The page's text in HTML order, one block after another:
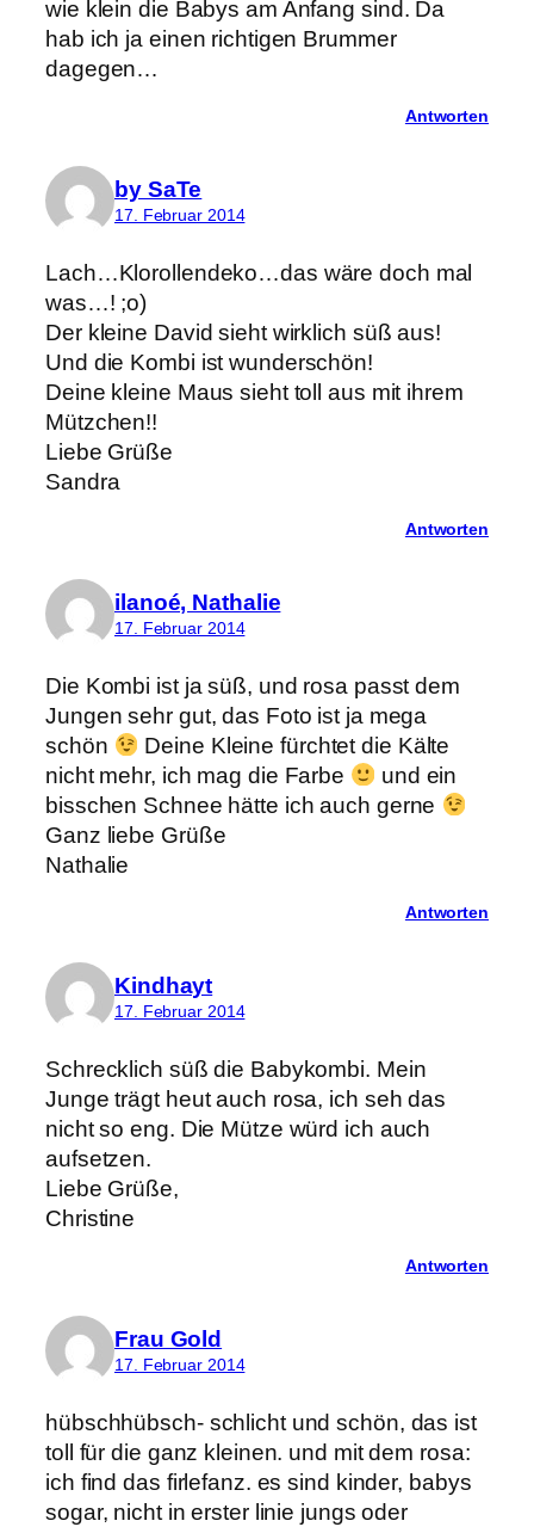
wie klein die Babys am Anfang sind. Da
hab ich ja einen richtigen Brummer
dagegen…
Antworten
by SaTe
17. Februar 2014
Lach…Klorollendeko…das wäre doch mal
was…! ;o)
Der kleine David sieht wirklich süß aus!
Und die Kombi ist wunderschön!
Deine kleine Maus sieht toll aus mit ihrem
Mützchen!!
Liebe Grüße
Sandra
Antworten
ilanoé, Nathalie
17. Februar 2014
Die Kombi ist ja süß, und rosa passt dem
Jungen sehr gut, das Foto ist ja mega
schön
Deine Kleine fürchtet die Kälte
nicht mehr, ich mag die Farbe
und ein
bisschen Schnee hätte ich auch gerne
Ganz liebe Grüße
Nathalie
Antworten
Kindhayt
17. Februar 2014
Schrecklich süß die Babykombi. Mein
Junge trägt heut auch rosa, ich seh das
nicht so eng. Die Mütze würd ich auch
aufsetzen.
Liebe Grüße,
Christine
Antworten
Frau Gold
17. Februar 2014
hübschhübsch- schlicht und schön, das ist
toll für die ganz kleinen. und mit dem rosa:
ich find das firlefanz. es sind kinder, babys
sogar, nicht in erster linie jungs oder